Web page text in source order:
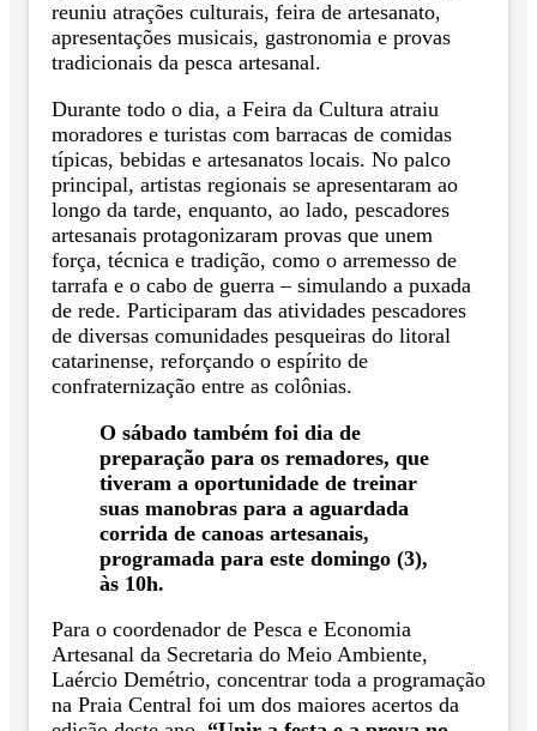
reuniu atrações culturais, feira de artesanato,
apresentações musicais, gastronomia e provas
tradicionais da pesca artesanal.
Durante todo o dia, a Feira da Cultura atraiu
moradores e turistas com barracas de comidas
típicas, bebidas e artesanatos locais. No palco
principal, artistas regionais se apresentaram ao
longo da tarde, enquanto, ao lado, pescadores
artesanais protagonizaram provas que unem
força, técnica e tradição, como o arremesso de
tarrafa e o cabo de guerra – simulando a puxada
de rede. Participaram das atividades pescadores
de diversas comunidades pesqueiras do litoral
catarinense, reforçando o espírito de
confraternização entre as colônias.
O sábado também foi dia de
preparação para os remadores, que
tiveram a oportunidade de treinar
suas manobras para a aguardada
corrida de canoas artesanais,
programada para este domingo (3),
às 10h.
Para o coordenador de Pesca e Economia
Artesanal da Secretaria do Meio Ambiente,
Laércio Demétrio, concentrar toda a programação
na Praia Central foi um dos maiores acertos da